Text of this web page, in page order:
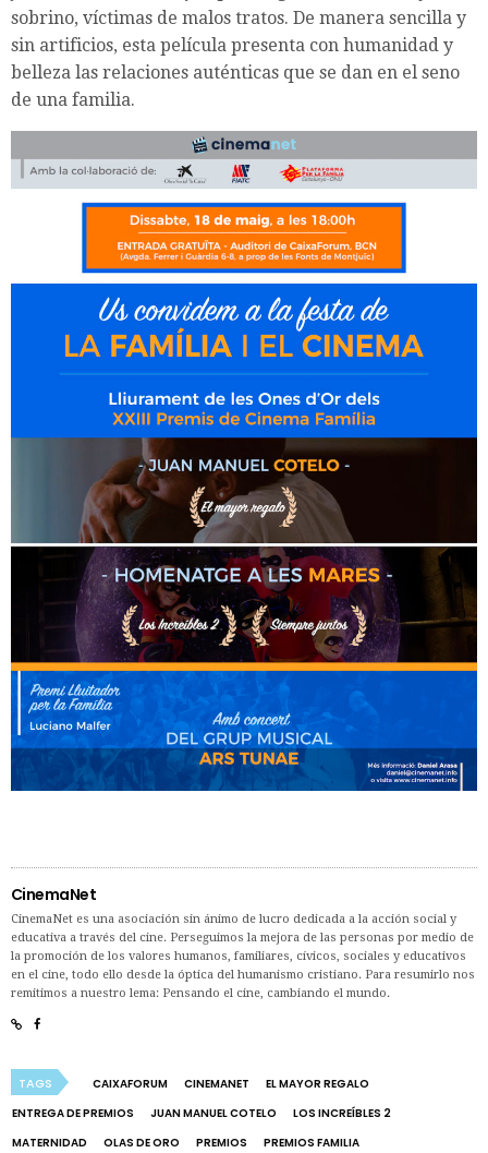
sobrino, víctimas de malos tratos. De manera sencilla y
sin artificios, esta película presenta con humanidad y
belleza las relaciones auténticas que se dan en el seno
de una familia.
CinemaNet
CinemaNet es una asociación sin ánimo de lucro dedicada a la acción social y
educativa a través del cine. Perseguimos la mejora de las personas por medio de
la promoción de los valores humanos, familiares, cívicos, sociales y educativos
en el cine, todo ello desde la óptica del humanismo cristiano. Para resumirlo nos
remitimos a nuestro lema: Pensando el cine, cambiando el mundo.
TAGS CAIXAFORUM CINEMANET
EL MAYOR REGALO
ENTREGA DE PREMIOS
JUAN MANUEL COTELO
LOS INCREÍBLES 2
MATERNIDAD
OLAS DE ORO PREMIOS
PREMIOS FAMILIA